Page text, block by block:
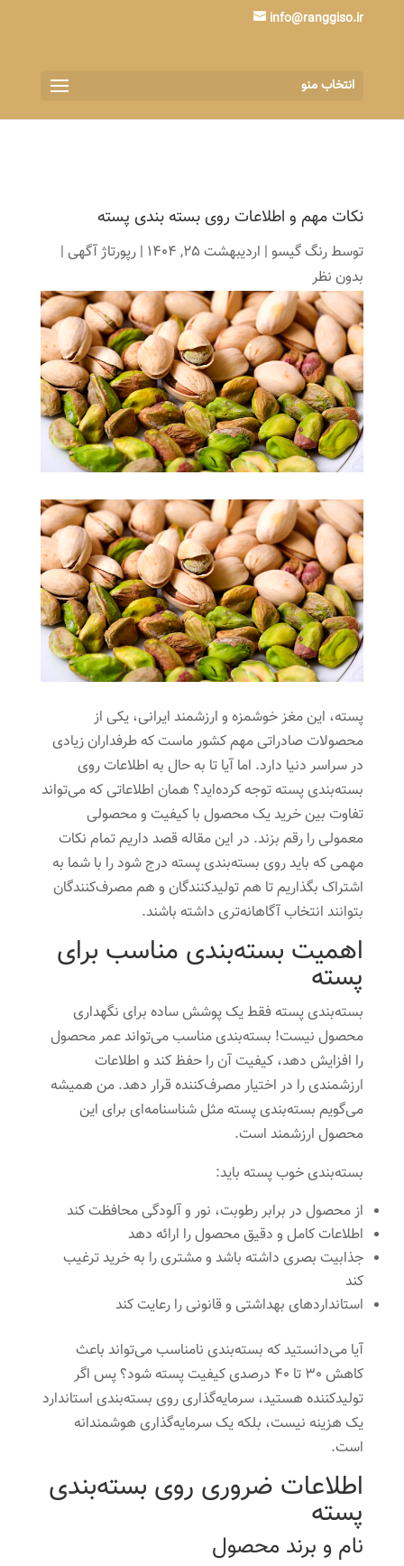
info@ranggiso.ir
انتخاب منو
نکات مهم و اطلاعات روی بسته بندی پسته
توسطرنگ گیسو| اردیبهشت 25, 1404 | رپورتاژ آگهی|
بدون نظر
پسته، این مغز خوشمزه و ارزشمند ایرانی، یکی از
محصولات صادراتی مهم کشور ماست که طرفداران زیادی
در سراسر دنیا دارد. اما آیا تا به حال به اطلاعات روی
بسته‌بندی پسته توجه کرده‌اید؟ همان اطلاعاتی که می‌تواند
تفاوت بین خرید یک محصول با کیفیت و محصولی
معمولی را رقم بزند. در این مقاله قصد داریم تمام نکات
مهمی که باید روی بسته‌بندی پسته درج شود را با شما به
اشتراک بگذاریم تا هم تولیدکنندگان و هم مصرف‌کنندگان
بتوانند انتخاب آگاهانه‌تری داشته باشند.
اهمیت بسته‌بندی مناسب برای
پسته
بسته‌بندی پسته فقط یک پوشش ساده برای نگهداری
محصول نیست! بسته‌بندی مناسب می‌تواند عمر محصول
را افزایش دهد، کیفیت آن را حفظ کند و اطلاعات
ارزشمندی را در اختیار مصرف‌کننده قرار دهد. من همیشه
می‌گویم بسته‌بندی پسته مثل شناسنامه‌ای برای این
محصول ارزشمند است.
بسته‌بندی خوب پسته باید:
از محصول در برابر رطوبت، نور و آلودگی محافظت کند
اطلاعات کامل و دقیق محصول را ارائه دهد
جذابیت بصری داشته باشد و مشتری را به خرید ترغیب
کند
استانداردهای بهداشتی و قانونی را رعایت کند
آیا می‌دانستید که بسته‌بندی نامناسب می‌تواند باعث
کاهش 30 تا 40 درصدی کیفیت پسته شود؟ پس اگر
تولیدکننده هستید، سرمایه‌گذاری روی بسته‌بندی استاندارد
یک هزینه نیست، بلکه یک سرمایه‌گذاری هوشمندانه
است.
اطلاعات ضروری روی بسته‌بندی
پسته
نام و برند محصول